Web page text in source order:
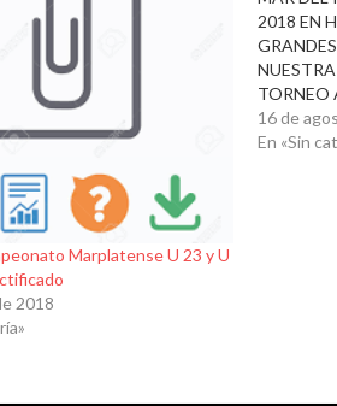
Marplatense U 23 y U
2018
2018 EN
TORNEO
de
16 de
En «Sin